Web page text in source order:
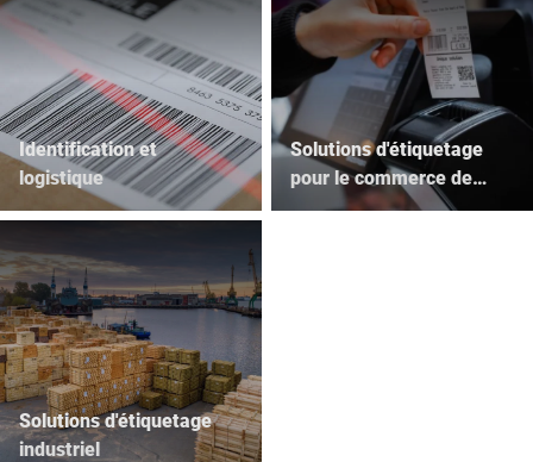
Identification et
logistique
Solutions d'étiquetage
pour le commerce de
détail
Solutions d'étiquetage
industriel